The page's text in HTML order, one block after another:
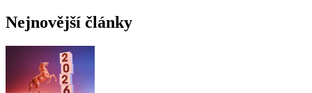
Nejnovější články